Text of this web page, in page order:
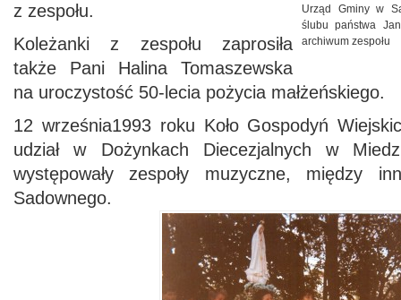
Urząd Gminy w
ślubu państwa
archiwum zespołu
z zespołu.
Koleżanki z zespołu zaprosiła
także Pani Halina Tomaszewska
na uroczystość 50-lecia pożycia małżeńskiego.
12 września1993 roku Koło Gospodyń
udział w Dożynkach Diecezjalnych w
występowały zespoły muzyczne, między
Sadownego.